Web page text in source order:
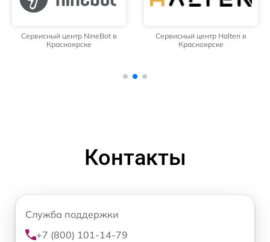
Сервисный центр NineBot в
Красноярске
Сервисный центр Halten в
Красноярске
Контакты
Служба поддержки
+7 (800) 101-14-79